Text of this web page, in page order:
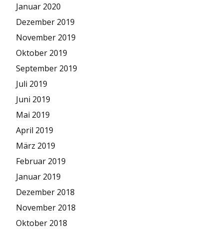
Januar 2020
Dezember 2019
November 2019
Oktober 2019
September 2019
Juli 2019
Juni 2019
Mai 2019
April 2019
März 2019
Februar 2019
Januar 2019
Dezember 2018
November 2018
Oktober 2018